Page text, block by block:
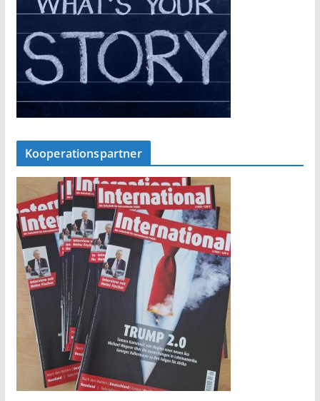
Kooperationspartner